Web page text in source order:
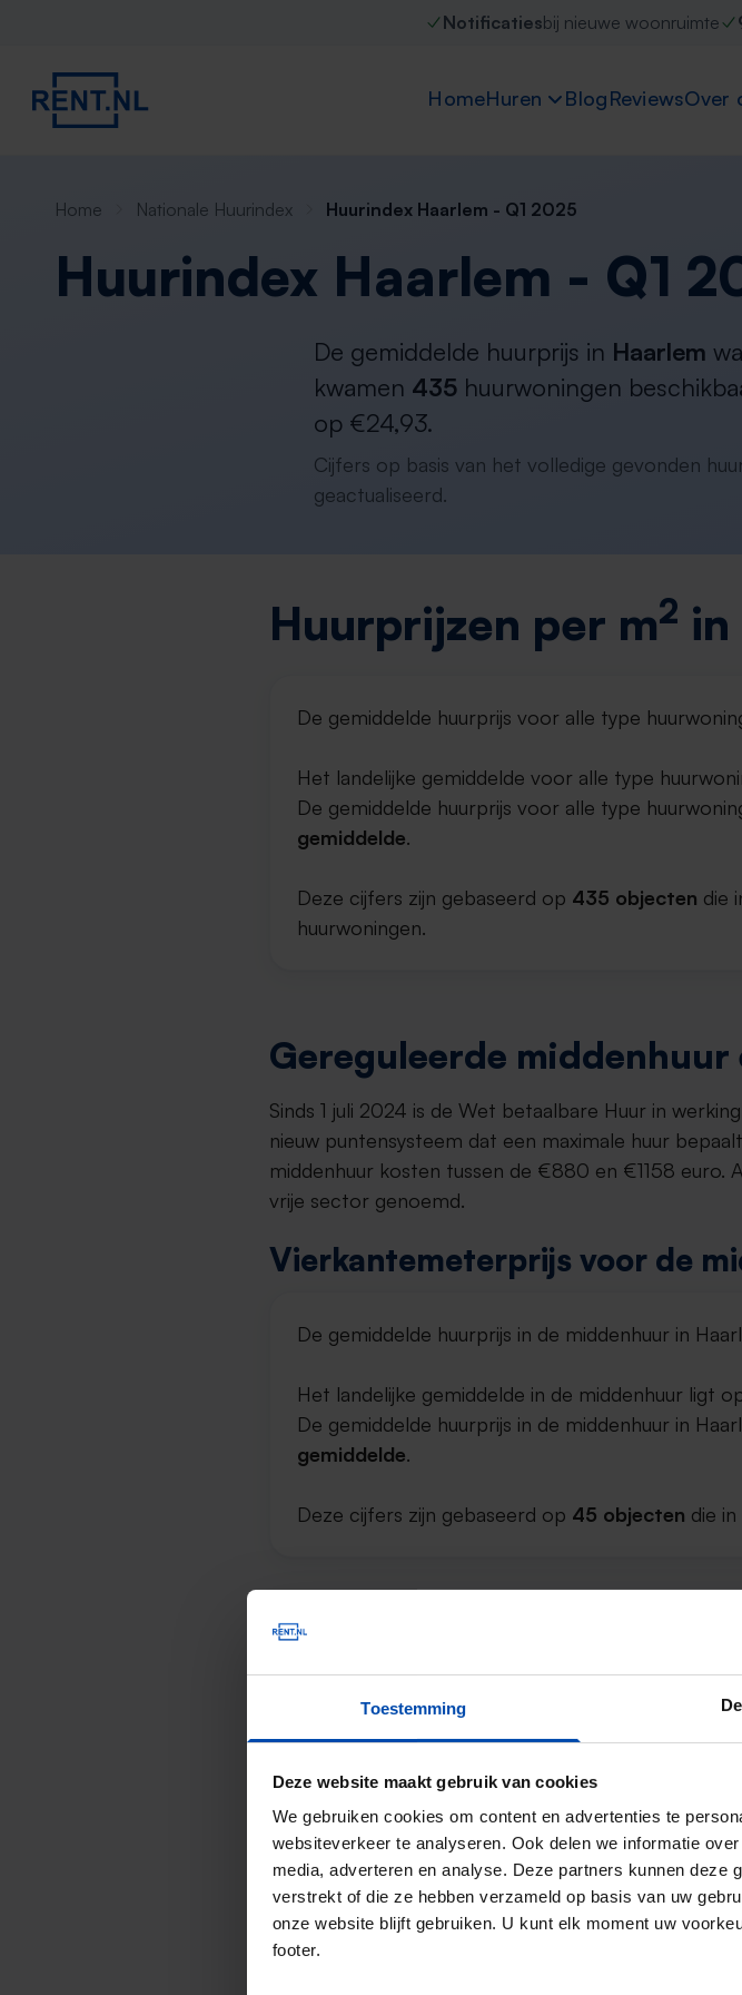
Toestemming
Deze website maakt gebruik van cookies
We gebruiken cookies om content en advertenties te
websiteverkeer te analyseren. Ook delen we informatie
media, adverteren en analyse. Deze partners kunnen deze
verstrekt of die ze hebben verzameld op basis van uw
onze website blijft gebruiken. U kunt elk moment uw
footer.
Notificatiesbij nieuwe woonruimte
HomeHuren BlogReviewsOver
Home Nationale Huurindex Huurindex Haarlem - Q1 2025
Huurindex Haarlem - Q1
De gemiddelde huurprijs in Haarlem
kwamen 435 huurwoningen
op €24,93.
Cijfers op basis van het volledige gevonden
geactualiseerd.
Huurprijzen per m2 in
De gemiddelde huurprijs voor alle type
Het landelijke gemiddelde voor alle type
De gemiddelde huurprijs voor alle type
gemiddelde.
Deze cijfers zijn gebaseerd op 435 objecten die
huurwoningen.
Gereguleerde
Sinds 1 juli 2024 is de Wet betaalbare Huur in
nieuw puntensysteem dat een maximale huur
middenhuur kosten tussen de €880 en €1158
vrije sector genoemd.
Vierkantemeterprijs voor de
De gemiddelde huurprijs in de middenhuur in
Het landelijke gemiddelde in de middenhuur ligt
De gemiddelde huurprijs in de middenhuur in
gemiddelde.
Deze cijfers zijn gebaseerd op 45 objecten die
Vierkantemeterprijs voor de
De gemiddelde huurprijs in de vrije sector in
De gemiddelde huurprijs in de vrije sector in
gemiddelde.
Deze cijfers zijn gebaseerd op286 objectendie